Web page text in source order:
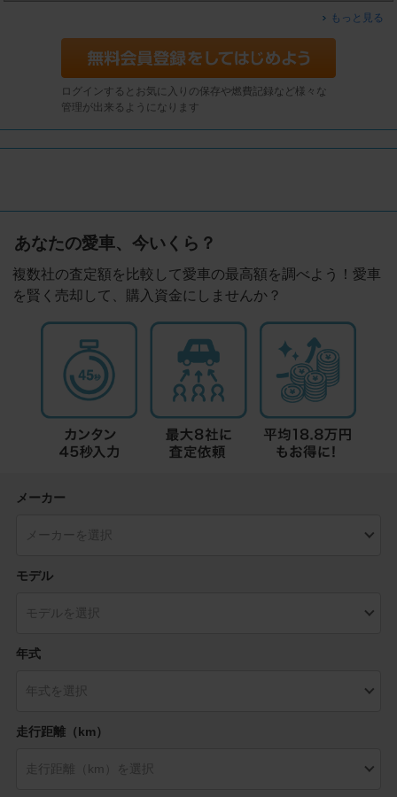
もっと見る
ログインするとお気に入りの保存や燃費記録など様々な
管理が出来るようになります
あなたの愛車、今いくら？
複数社の査定額を比較して愛車の最高額を調べよう！愛車
を賢く売却して、購入資金にしませんか？
メーカー
モデル
年式
走行距離（km）